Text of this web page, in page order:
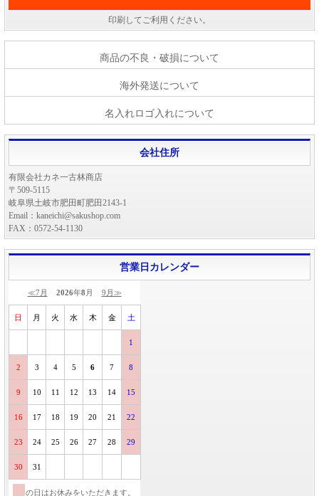
印刷してご利用ください。
商品の不良・破損について
海外発送について
名入れロゴ入れについて
会社住所
有限会社カネ一古林商店
〒509-5115
岐阜県土岐市肥田町肥田2143-1
Email：kaneichi@sakushop.com
FAX：0572-54-1130
営業日カレンダー
≪7月 2026年8 月 9月≫
日 月 火 水 木 金 土
1
2 3 4 5 6 7 8
9 10 11 12 13 14 15
16 17 18 19 20 21 22
23 24 25 26 27 28 29
30 31
の日はお休みをいただきます。